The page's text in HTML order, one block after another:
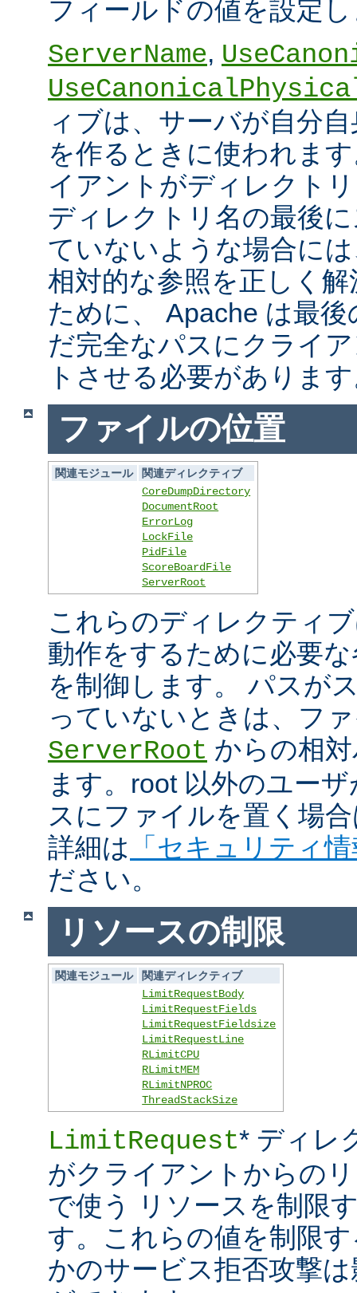
フィールドの値を設定
ServerName,
ィブは、サーバが自分
を作るときに使われま
イアントがディレクト
ディレクトリ名の最後
ていないような場合に
相対的な参照を正しく
ために、 Apache は最
だ完全なパスにクライ
トさせる必要がありま
ファイルの位置
関連モジュール
関連ディレクティブ
CoreDumpDirectory
DocumentRoot
ErrorLog
LockFile
PidFile
ScoreBoardFile
ServerRoot
これらのディレクティ
動作をするために必要
を制御します。 パスが
っていないときは、フ
ServerRoot からの相
ます。root 以外のユー
スにファイルを置く場
詳細は
「セキュリティ
ださい。
リソースの制限
関連モジュール
関連ディレクティブ
LimitRequestBody
LimitRequestFields
LimitRequestFieldsize
LimitRequestLine
RLimitCPU
RLimitMEM
RLimitNPROC
ThreadStackSize
LimitRequest* ディレ
がクライアントからの
で使う リソースを制限
す。これらの値を制限
かのサービス拒否攻撃